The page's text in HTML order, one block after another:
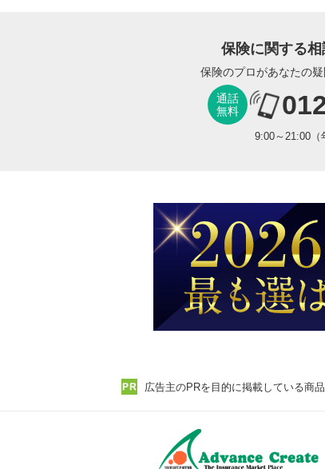
保険に関する
保険のプロがあなたの
通話
無料
9:00～21:00（
広告主のPRを目的に掲載している商品